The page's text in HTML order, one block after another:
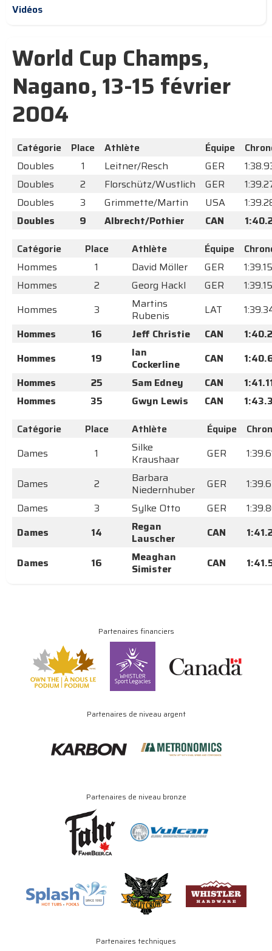
Vidéos
World Cup Champs,
Nagano, 13-15 février
2004
Catégorie Place Athlète Équipe
Doubles
1 Leitner/Resch GER
Doubles
2 Florschütz/Wustlich GER
Doubles
3 Grimmette/Martin USA
Doubles
9 Albrecht/Pothier CAN
Catégorie
Place Athlète Équipe
Hommes
1 David Möller GER
Hommes
2 Georg Hackl GER
Hommes
3
Martins
Rubenis
LAT
Hommes
16 Jeff Christie CAN
Hommes
19
Ian
Cockerline
CAN
Hommes
25 Sam Edney CAN
Hommes
35 Gwyn Lewis CAN
Catégorie
Place Athlète Équipe
Dames
1
Silke
Kraushaar
GER
Dames
2
Barbara
Niedernhuber
GER
Dames
3 Sylke Otto GER
Dames
14
Regan
Lauscher
CAN
Dames
16
Meaghan
Simister
CAN
Partenaires financiers
Partenaires de niveau argent
Partenaires de niveau bronze
Partenaires techniques